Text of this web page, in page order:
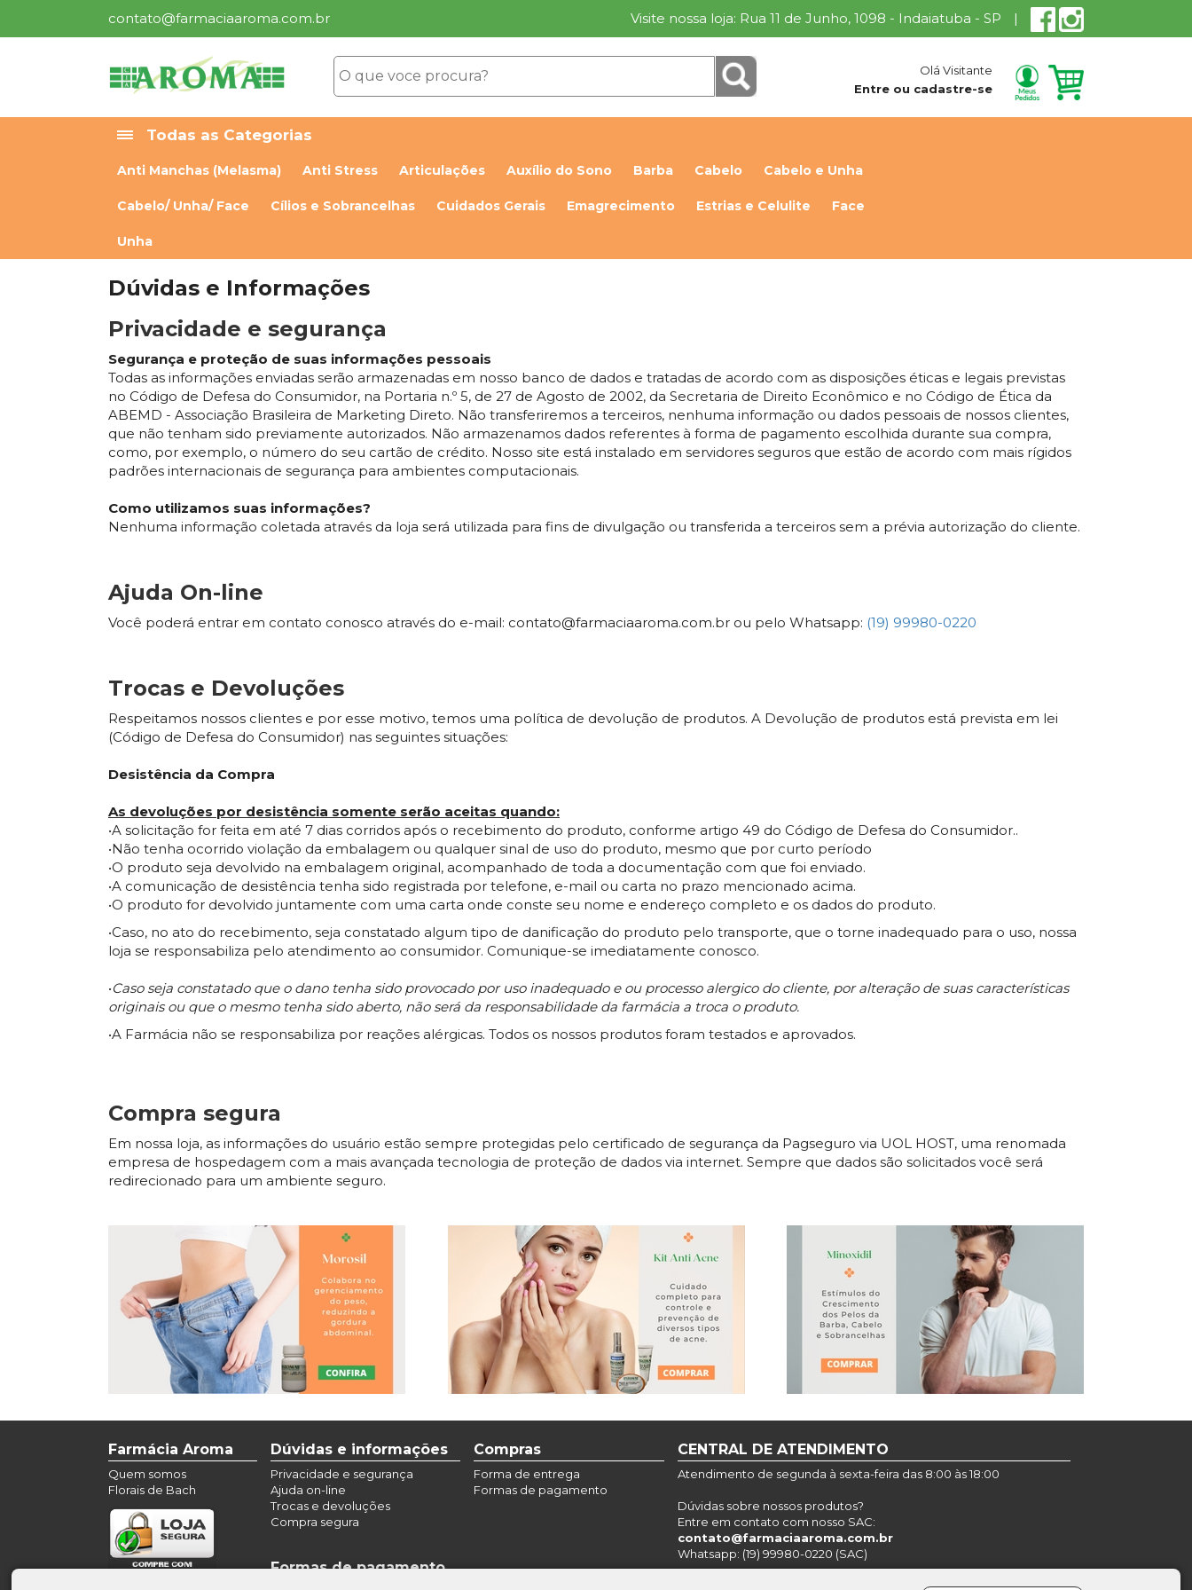
contato@farmaciaaroma.com.br Visite nossa loja: Rua 11 de Junho, 1098 - Indaiatuba - SP |
Olá Visitante
Entre ou cadastre-se
Todas as Categorias
Anti Manchas (Melasma) Anti Stress Articulações Auxílio do Sono Barba Cabelo Cabelo e Unha
Cabelo/ Unha/ Face Cílios e Sobrancelhas Cuidados Gerais Emagrecimento Estrias e Celulite Face
Unha
Dúvidas e Informações
Privacidade e segurança
Segurança e proteção de suas informações pessoais
Todas as informações enviadas serão armazenadas em nosso banco de dados e tratadas de acordo com as disposições éticas e legais previstas
no Código de Defesa do Consumidor, na Portaria n.º 5, de 27 de Agosto de 2002, da Secretaria de Direito Econômico e no Código de Ética da
ABEMD - Associação Brasileira de Marketing Direto. Não transferiremos a terceiros, nenhuma informação ou dados pessoais de nossos clientes,
que não tenham sido previamente autorizados. Não armazenamos dados referentes à forma de pagamento escolhida durante sua compra,
como, por exemplo, o número do seu cartão de crédito. Nosso site está instalado em servidores seguros que estão de acordo com mais rígidos
padrões internacionais de segurança para ambientes computacionais.
Como utilizamos suas informações?
Nenhuma informação coletada através da loja será utilizada para fins de divulgação ou transferida a terceiros sem a prévia autorização do cliente.
Ajuda On-line
Você poderá entrar em contato conosco através do e-mail: contato@farmaciaaroma.com.br ou pelo Whatsapp: (19) 99980-0220
Trocas e Devoluções
Respeitamos nossos clientes e por esse motivo, temos uma política de devolução de produtos. A Devolução de produtos está prevista em lei
(Código de Defesa do Consumidor) nas seguintes situações:
Desistência da Compra
As devoluções por desistência somente serão aceitas quando:
•A solicitação for feita em até 7 dias corridos após o recebimento do produto, conforme artigo 49 do Código de Defesa do Consumidor..
•Não tenha ocorrido violação da embalagem ou qualquer sinal de uso do produto, mesmo que por curto período
•O produto seja devolvido na embalagem original, acompanhado de toda a documentação com que foi enviado.
•A comunicação de desistência tenha sido registrada por telefone, e-mail ou carta no prazo mencionado acima.
•O produto for devolvido juntamente com uma carta onde conste seu nome e endereço completo e os dados do produto.
•Caso, no ato do recebimento, seja constatado algum tipo de danificação do produto pelo transporte, que o torne inadequado para o uso, nossa
loja se responsabiliza pelo atendimento ao consumidor. Comunique-se imediatamente conosco.
•Caso seja constatado que o dano tenha sido provocado por uso inadequado e ou processo alergico do cliente, por alteração de suas características
originais ou que o mesmo tenha sido aberto, não será da responsabilidade da farmácia a troca o produto.
•A Farmácia não se responsabiliza por reações alérgicas. Todos os nossos produtos foram testados e aprovados.
Compra segura
Em nossa loja, as informações do usuário estão sempre protegidas pelo certificado de segurança da Pagseguro via UOL HOST, uma renomada
empresa de hospedagem com a mais avançada tecnologia de proteção de dados via internet. Sempre que dados são solicitados você será
redirecionado para um ambiente seguro.
Farmácia Aroma
Quem somos
Florais de Bach
Dúvidas e informações
Privacidade e segurança
Ajuda on-line
Trocas e devoluções
Compra segura
Compras
Forma de entrega
Formas de pagamento
Formas de pagamento
CENTRAL DE ATENDIMENTO
Atendimento de segunda à sexta-feira das 8:00 às 18:00
Dúvidas sobre nossos produtos?
Entre em contato com nosso SAC:
contato@farmaciaaroma.com.br
Whatsapp: (19) 99980-0220 (SAC)